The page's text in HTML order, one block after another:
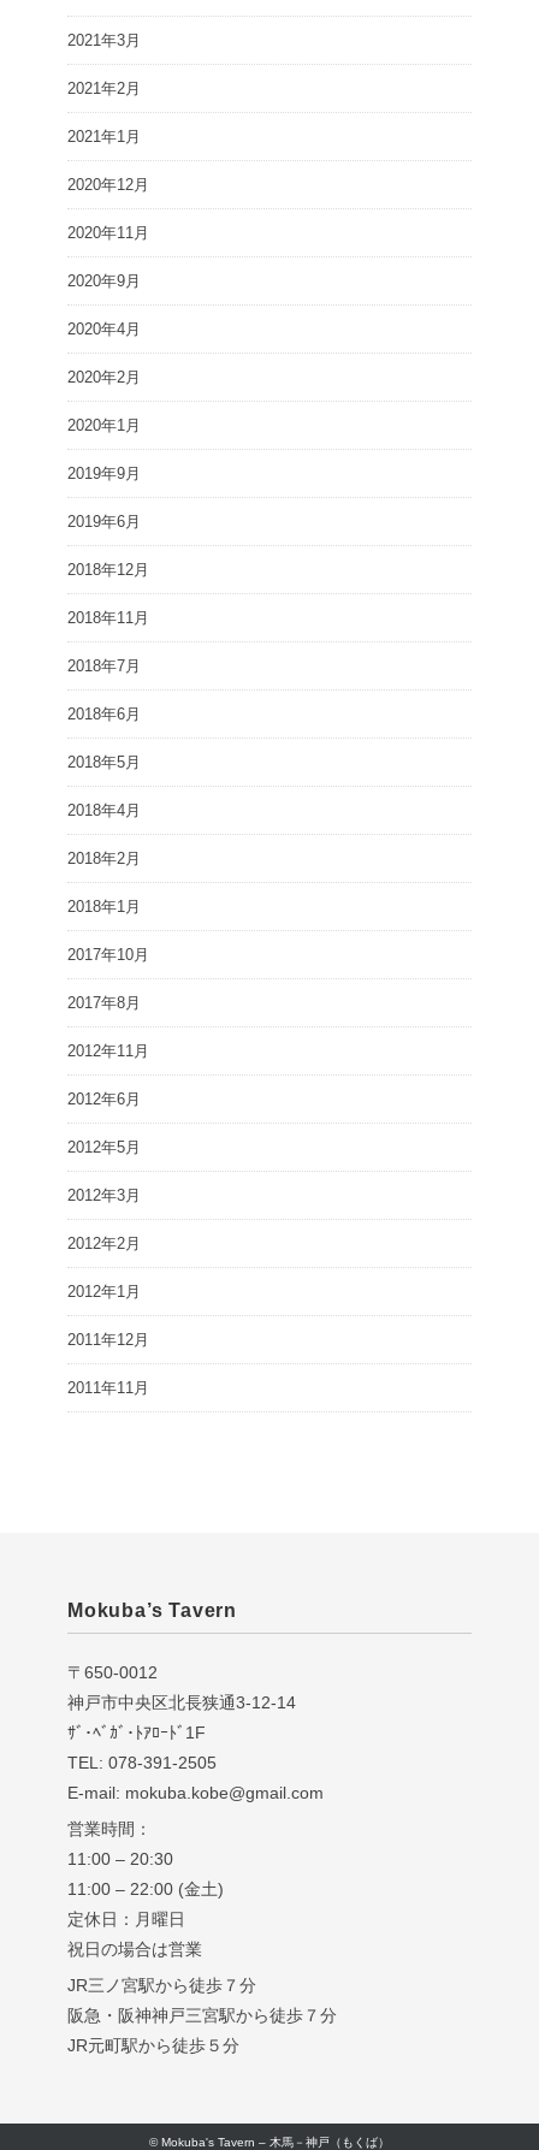
2021年3月
2021年2月
2021年1月
2020年12月
2020年11月
2020年9月
2020年4月
2020年2月
2020年1月
2019年9月
2019年6月
2018年12月
2018年11月
2018年7月
2018年6月
2018年5月
2018年4月
2018年2月
2018年1月
2017年10月
2017年8月
2012年11月
2012年6月
2012年5月
2012年3月
2012年2月
2012年1月
2011年12月
2011年11月
Mokuba’s Tavern
〒650-0012
神戸市中央区北長狭通3-12-14
ｻﾞ･ﾍﾞｶﾞ･ﾄｱﾛｰﾄﾞ1F
TEL: 078-391-2505
E-mail: mokuba.kobe@gmail.com
営業時間：
11:00 – 20:30
11:00 – 22:00 (金土)
定休日：月曜日
祝日の場合は営業
JR三ノ宮駅から徒歩７分
阪急・阪神神戸三宮駅から徒歩７分
JR元町駅から徒歩５分
© Mokuba's Tavern – 木馬－神戸（もくば）